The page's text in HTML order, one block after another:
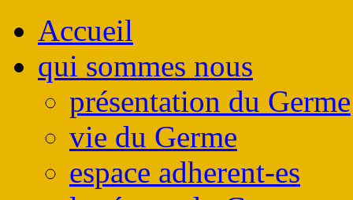
Accueil
qui sommes nous
présentation du Germe
vie du Germe
espace adherent-es